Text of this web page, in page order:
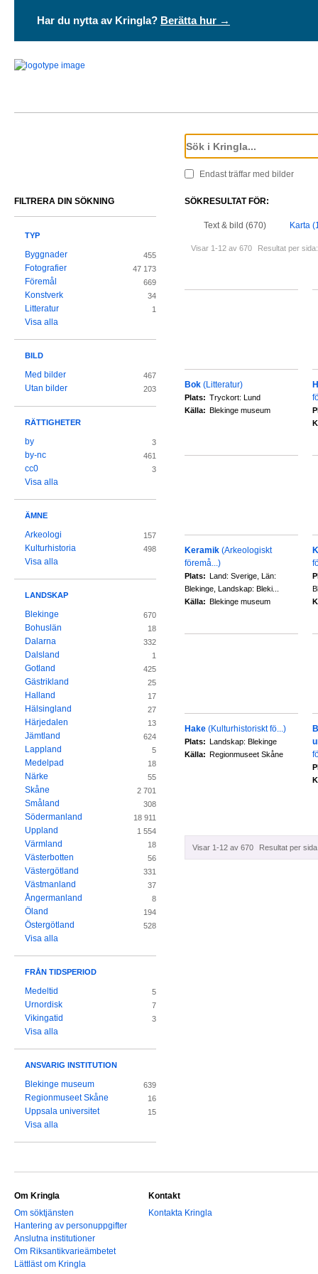
Har du nytta av Kringla? Berätta hur →
Endast träffar med bilder
SÖKRESULTAT FÖR:
Text & bild (670) Karta
Visar 1-12 av 670 Resultat per sida:
Bok (Litteratur)
Plats: Tryckort: Lund
Källa: Blekinge museum
Keramik (Arkeologiskt
föremå...)
Plats: Land: Sverige, Län:
Blekinge, Landskap: Bleki...
Källa: Blekinge museum
Hake (Kulturhistoriskt fö...)
Plats: Landskap: Blekinge
Källa: Regionmuseet Skåne
Visar 1-12 av 670 Resultat per
FILTRERA DIN SÖKNING
TYP
Byggnader 455
Fotografier 47 173
Föremål 669
Konstverk 34
Litteratur 1
Visa alla
BILD
Med bilder 467
Utan bilder 203
RÄTTIGHETER
by 3
by-nc 461
cc0 3
Visa alla
ÄMNE
Arkeologi 157
Kulturhistoria 498
Visa alla
LANDSKAP
Blekinge 670
Bohuslän 18
Dalarna 332
Dalsland 1
Gotland 425
Gästrikland 25
Halland 17
Hälsingland 27
Härjedalen 13
Jämtland 624
Lappland 5
Medelpad 18
Närke 55
Skåne 2 701
Småland 308
Södermanland 18 911
Uppland 1 554
Värmland 18
Västerbotten 56
Västergötland 331
Västmanland 37
Ångermanland 8
Öland 194
Östergötland 528
Visa alla
FRÅN TIDSPERIOD
Medeltid 5
Urnordisk 7
Vikingatid 3
Visa alla
ANSVARIG INSTITUTION
Blekinge museum 639
Regionmuseet Skåne 16
Uppsala universitet 15
Visa alla
Om Kringla
Om söktjänsten
Hantering av personuppgifter
Anslutna institutioner
Om Riksantikvarieämbetet
Lättläst om Kringla
Kontakt
Kontakta Kringla